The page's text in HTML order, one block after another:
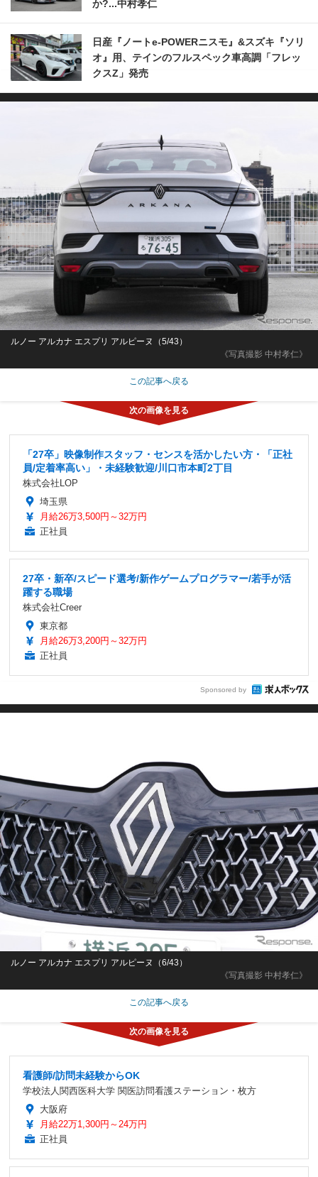
か?...中村孝仁
日産『ノートe-POWERニスモ』&スズキ『ソリ
オ』用、テインのフルスペック車高調「フレッ
クスZ」発売
《写真撮影 中村孝仁》
ルノー アルカナ エスプリ アルピーヌ（5/43）
この記事へ戻る
「27卒」映像制作スタッフ・センスを活かしたい方・「正社
員/定着率高い」・未経験歓迎/川口市本町2丁目
株式会社LOP
埼玉県
月給26万3,500円～32万円
正社員
27卒・新卒/スピード選考/新作ゲームプログラマー/若手が活
躍する職場
株式会社Creer
東京都
月給26万3,200円～32万円
正社員
Sponsored by
《写真撮影 中村孝仁》
ルノー アルカナ エスプリ アルピーヌ（6/43）
この記事へ戻る
看護師/訪問未経験からOK
学校法人関西医科大学 関医訪問看護ステーション・枚方
大阪府
月給22万1,300円～24万円
正社員